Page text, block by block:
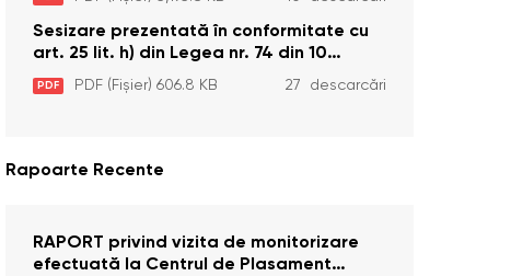
Bădiceni, Soroca (11 iunie 2026)
Sesizare prezentată în conformitate cu
art. 25 lit. h) din Legea nr. 74 din 10
aprilie 2025 cu privire la Curtea
Constituțională şi art. 26 din Legea cu
PDF PDF (Fișier) 606.8 KB 27 descarcări
Rapoarte Recente
RAPORT privind vizita de monitorizare
efectuată la Centrul de Plasament